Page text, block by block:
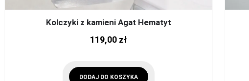
Kolczyki z kamieni Agat Hematyt
119,00 zł
DODAJ DO KOSZYKA